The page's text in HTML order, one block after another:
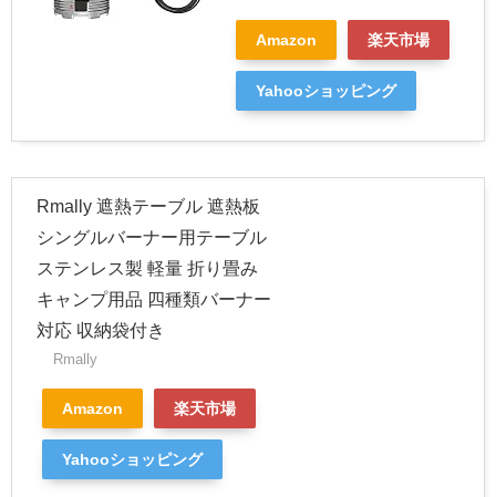
Amazon 楽天市場
Yahooショッピング
Rmally 遮熱テーブル 遮熱板
シングルバーナー用テーブル
ステンレス製 軽量 折り畳み
キャンプ用品 四種類バーナー
対応 収納袋付き
Rmally
Amazon 楽天市場
Yahooショッピング